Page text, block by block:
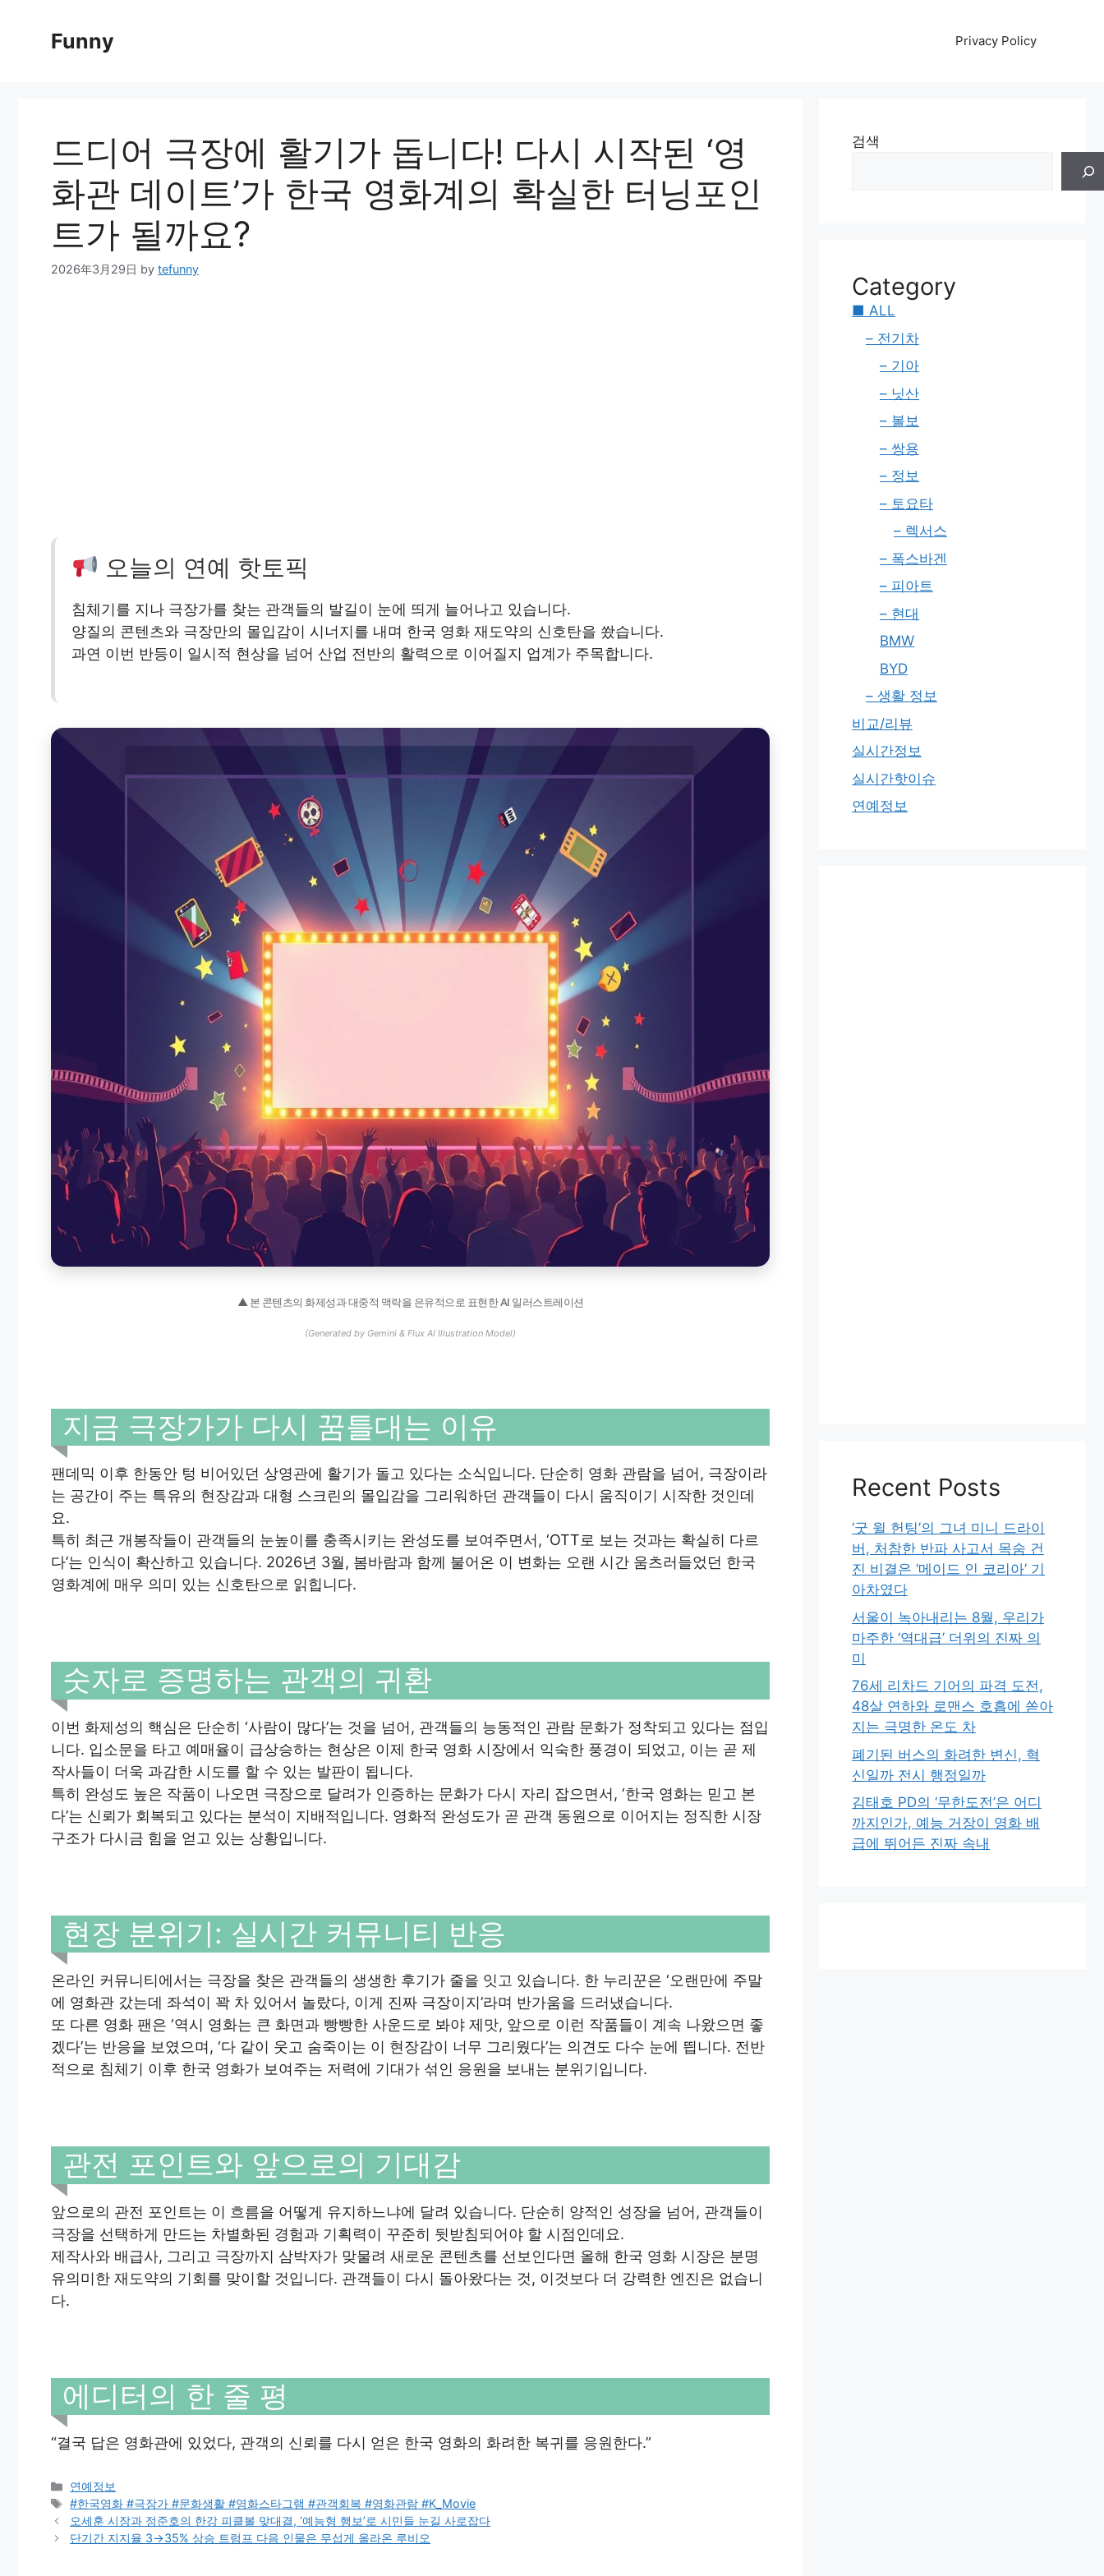
Funny Privacy Policy
드디어 극장에 활기가 돕니다! 다시 시작된 ‘영
화관 데이트’가 한국 영화계의 확실한 터닝포인
트가 될까요?
2026年3月29日 by tefunny
오늘의 연예 핫토픽
침체기를 지나 극장가를 찾는 관객들의 발길이 눈에 띄게 늘어나고 있습니다.
양질의 콘텐츠와 극장만의 몰입감이 시너지를 내며 한국 영화 재도약의 신호탄을 쐈습니다.
과연 이번 반등이 일시적 현상을 넘어 산업 전반의 활력으로 이어질지 업계가 주목합니다.
▲ 본 콘텐츠의 화제성과 대중적 맥락을 은유적으로 표현한 AI 일러스트레이션
(Generated by Gemini & Flux AI Illustration Model)
지금 극장가가 다시 꿈틀대는 이유
팬데믹 이후 한동안 텅 비어있던 상영관에 활기가 돌고 있다는 소식입니다. 단순히 영화 관람을 넘어, 극장이라
는 공간이 주는 특유의 현장감과 대형 스크린의 몰입감을 그리워하던 관객들이 다시 움직이기 시작한 것인데
요.
특히 최근 개봉작들이 관객들의 눈높이를 충족시키는 완성도를 보여주면서, ‘OTT로 보는 것과는 확실히 다르
다’는 인식이 확산하고 있습니다. 2026년 3월, 봄바람과 함께 불어온 이 변화는 오랜 시간 움츠러들었던 한국
영화계에 매우 의미 있는 신호탄으로 읽힙니다.
숫자로 증명하는 관객의 귀환
이번 화제성의 핵심은 단순히 ‘사람이 많다’는 것을 넘어, 관객들의 능동적인 관람 문화가 정착되고 있다는 점입
니다. 입소문을 타고 예매율이 급상승하는 현상은 이제 한국 영화 시장에서 익숙한 풍경이 되었고, 이는 곧 제
작사들이 더욱 과감한 시도를 할 수 있는 발판이 됩니다.
특히 완성도 높은 작품이 나오면 극장으로 달려가 인증하는 문화가 다시 자리 잡으면서, ‘한국 영화는 믿고 본
다’는 신뢰가 회복되고 있다는 분석이 지배적입니다. 영화적 완성도가 곧 관객 동원으로 이어지는 정직한 시장
구조가 다시금 힘을 얻고 있는 상황입니다.
현장 분위기: 실시간 커뮤니티 반응
온라인 커뮤니티에서는 극장을 찾은 관객들의 생생한 후기가 줄을 잇고 있습니다. 한 누리꾼은 ‘오랜만에 주말
에 영화관 갔는데 좌석이 꽉 차 있어서 놀랐다, 이게 진짜 극장이지’라며 반가움을 드러냈습니다.
또 다른 영화 팬은 ‘역시 영화는 큰 화면과 빵빵한 사운드로 봐야 제맛, 앞으로 이런 작품들이 계속 나왔으면 좋
겠다’는 반응을 보였으며, ‘다 같이 웃고 숨죽이는 이 현장감이 너무 그리웠다’는 의견도 다수 눈에 띕니다. 전반
적으로 침체기 이후 한국 영화가 보여주는 저력에 기대가 섞인 응원을 보내는 분위기입니다.
관전 포인트와 앞으로의 기대감
앞으로의 관전 포인트는 이 흐름을 어떻게 유지하느냐에 달려 있습니다. 단순히 양적인 성장을 넘어, 관객들이
극장을 선택하게 만드는 차별화된 경험과 기획력이 꾸준히 뒷받침되어야 할 시점인데요.
제작사와 배급사, 그리고 극장까지 삼박자가 맞물려 새로운 콘텐츠를 선보인다면 올해 한국 영화 시장은 분명
유의미한 재도약의 기회를 맞이할 것입니다. 관객들이 다시 돌아왔다는 것, 이것보다 더 강력한 엔진은 없습니
다.
에디터의 한 줄 평
“결국 답은 영화관에 있었다, 관객의 신뢰를 다시 얻은 한국 영화의 화려한 복귀를 응원한다.”
Categories
연예정보
Tags
#한국영화 #극장가 #문화생활 #영화스타그램 #관객회복 #영화관람 #K_Movie
오세훈 시장과 정준호의 한강 피클볼 맞대결, ‘예능형 행보’로 시민들 눈길 사로잡다
단기간 지지율 3→35% 상승 트럼프 다음 인물은 무섭게 올라온 루비오
검색
Category
■ ALL
– 전기차
– 기아
– 닛산
– 볼보
– 쌍용
– 정보
– 토요타
– 렉서스
– 폭스바겐
– 피아트
– 현대
BMW
BYD
– 생활 정보
비교/리뷰
실시간정보
실시간핫이슈
연예정보
Recent Posts
‘굿 윌 헌팅’의 그녀 미니 드라이
버, 처참한 반파 사고서 목숨 건
진 비결은 ‘메이드 인 코리아’ 기
아차였다
서울이 녹아내리는 8월, 우리가
마주한 ‘역대급’ 더위의 진짜 의
미
76세 리차드 기어의 파격 도전,
48살 연하와 로맨스 호흡에 쏟아
지는 극명한 온도 차
폐기된 버스의 화려한 변신, 혁
신일까 전시 행정일까
김태호 PD의 ‘무한도전’은 어디
까지인가, 예능 거장이 영화 배
급에 뛰어든 진짜 속내